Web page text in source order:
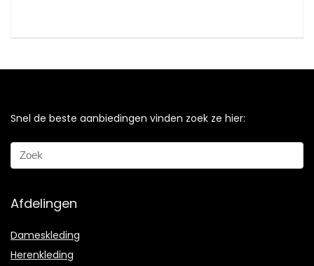
Snel de beste aanbiedingen vinden zoek ze hier:
Afdelingen
Dameskleding
Herenkleding